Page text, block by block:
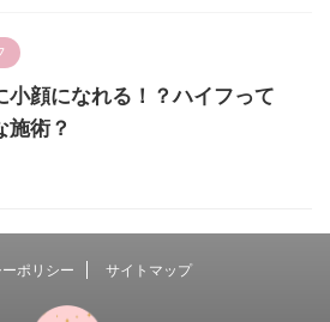
小顔になれる！？ハイフって
施術？
ポリシー サイトマップ